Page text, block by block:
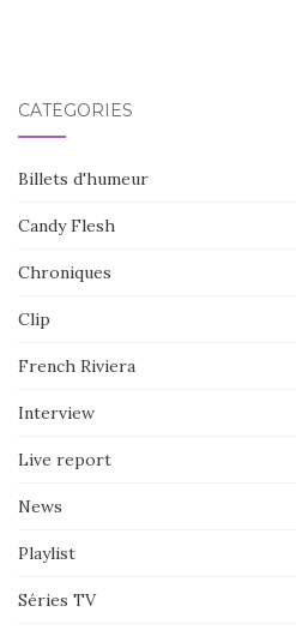
CATÉGORIES
Billets d'humeur
Candy Flesh
Chroniques
Clip
French Riviera
Interview
Live report
News
Playlist
Séries TV